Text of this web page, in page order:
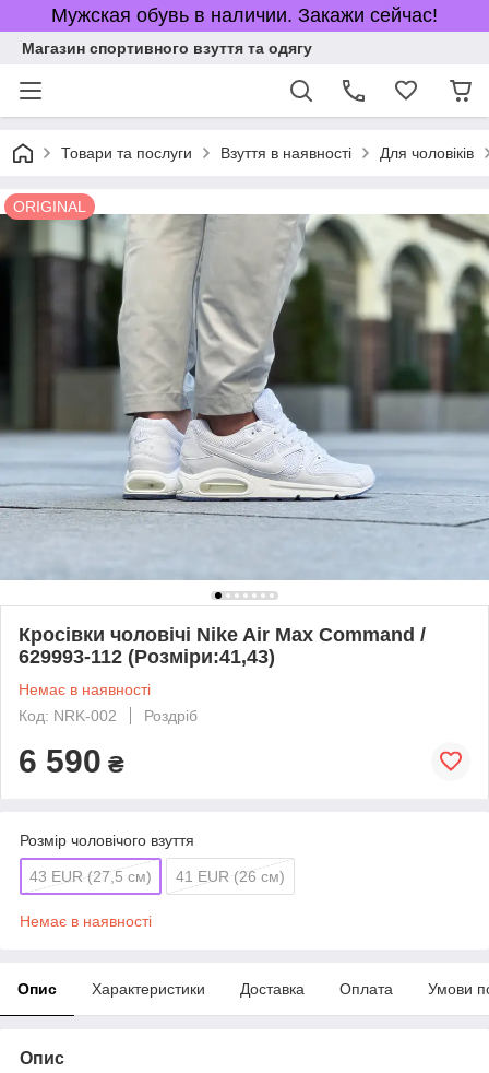
Мужская обувь в наличии. Закажи сейчас!
Магазин спортивного взуття та одягу
Товари та послуги Взуття в наявності Для чоловіків
ORIGINAL
Кросівки чоловічі Nike Air Max Command /
629993-112 (Розміри:41,43)
Немає в наявності
Код: NRK-002
Роздріб
6 590 ₴
Розмір чоловічого взуття
43 EUR (27,5 см) 41 EUR (26 см)
Немає в наявності
Опис Характеристики Доставка Оплата Умови
Опис